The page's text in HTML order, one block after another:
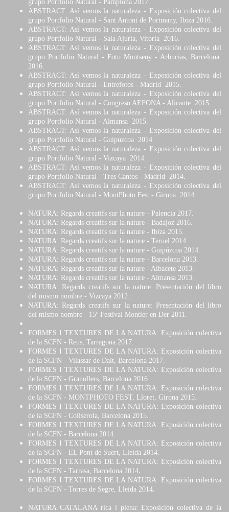
grupo Portfolio Natural - Pamplona 2017.
ABSTRACT: Así vemos la naturaleza - Exposición colectiva del
grupo Portfolio Natural - Sant Antoni de Portmany, Ibiza 2016.
ABSTRACT: Así vemos la naturaleza - Exposición colectiva del
grupo Portfolio Natural - Sala Ajuria, Vitoria 2016.
ABSTRACT: Así vemos la naturaleza - Exposición colectiva del
grupo Portfolio Natural - Foto Montseny - Arbucias, Barcelona
2016.
ABSTRACT: Así vemos la naturaleza - Exposición colectiva del
grupo Portfolio Natural - Entrefotos - Madrid 2015.
ABSTRACT: Así vemos la naturaleza - Exposición colectiva del
grupo Portfolio Natural - Congreso AEFONA - Alicante 2015.
ABSTRACT: Así vemos la naturaleza - Exposición colectiva del
grupo Portfolio Natural - Almansa 2015.
ABSTRACT: Así vemos la naturaleza - Exposición colectiva del
grupo Portfolio Natural - Guipuzcoa 2014.
ABSTRACT: Así vemos la naturaleza - Exposición colectiva del
grupo Portfolio Natural - Vizcaya 2014.
ABSTRACT: Así vemos la naturaleza - Exposición colectiva del
grupo Portfolio Natural - Tres Cantos - Madrid 2014.
ABSTRACT: Así vemos la naturaleza - Exposición colectiva del
grupo Portfolio Natural - MontPhoto Fest - Girona 2014.
NATURA: Regards creatifs sur la nature - Palencia 2017.
NATURA: Regards creatifs sur la nature - Badajoz 2016.
NATURA: Regards creatifs sur la nature - Ibiza 2015.
NATURA: Regards creatifs sur la nature - Teruel 2014.
NATURA: Regards creatifs sur la nature - Guipúzcoa 2014.
NATURA: Regards creatifs sur la nature - Barcelona 2013.
NATURA: Regards creatifs sur la nature - Albacete 2013.
NATURA: Regards creatifs sur la nature - Almansa 2013.
NATURA: Regards creatifs sur la nature: Presentación del libro
del mismo nombre - Vizcaya 2012.
NATURA: Regards creatifs sur la nature: Presentación del libro
del mismo nombre - 15º Festival Montier en Der 2011.
FORMES I TEXTURES DE LA NATURA: Exposición colectiva
de la SCFN - Reus, Tarragona 2017.
FORMES I TEXTURES DE LA NATURA: Exposición colectiva
de la SCFN - Vilassar de Dalt, Barcelona 2017.
FORMES I TEXTURES DE LA NATURA: Exposición colectiva
de la SCFN - Granollers, Barcelona 2016.
FORMES I TEXTURES DE LA NATURA: Exposición colectiva
de la SCFN - MONTPHOTO FEST, Lloret, Girona 2015.
FORMES I TEXTURES DE LA NATURA: Exposición colectiva
de la SCFN - Collserola, Barcelona 2015.
FORMES I TEXTURES DE LA NATURA: Exposición colectiva
de la SCFN - Barcelona 2014.
FORMES I TEXTURES DE LA NATURA: Exposición colectiva
de la SCFN - EL Pont de Suert, Lleida 2014.
FORMES I TEXTURES DE LA NATURA: Exposición colectiva
de la SCFN - Tarrasa, Barcelona 2014.
FORMES I TEXTURES DE LA NATURA: Exposición colectiva
de la SCFN - Torres de Segre, Lleida 2014.
NATURA CATALANA rica i plena: Exposición colectiva de la